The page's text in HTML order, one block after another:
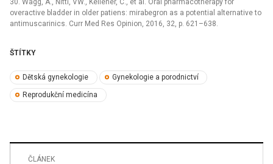
overactive bladder in older patiens: mirabegron as a potential alternative to
antimuscarinics. Curr Med Res Opinion, 2016, 32, p. 621–638.
ŠTÍTKY
Dětská gynekologie Gynekologie a porodnictví
Reprodukční medicína
ČLÁNEK